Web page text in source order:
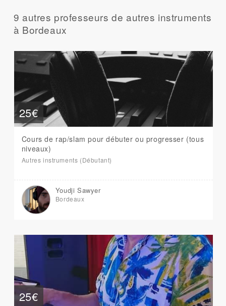
9 autres professeurs de autres instruments
à Bordeaux
25€
Cours de rap/slam pour débuter ou progresser (tous
niveaux)
Autres instruments (Débutant)
Youdji Sawyer
Bordeaux
25€